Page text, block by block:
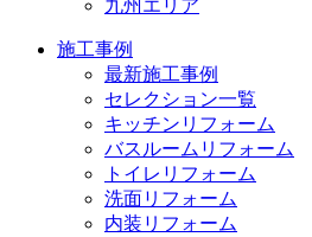
九州エリア
施工事例
最新施工事例
セレクション一覧
キッチンリフォーム
バスルームリフォーム
トイレリフォーム
洗面リフォーム
内装リフォーム